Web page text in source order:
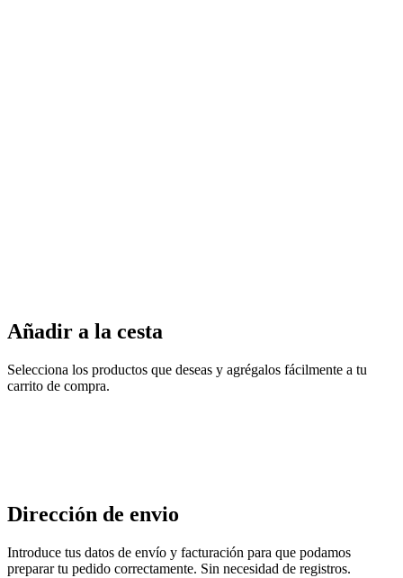
Añadir a la cesta
Selecciona los productos que deseas y agrégalos fácilmente a tu
carrito de compra.
Dirección de envio
Introduce tus datos de envío y facturación para que podamos
preparar tu pedido correctamente. Sin necesidad de registros.